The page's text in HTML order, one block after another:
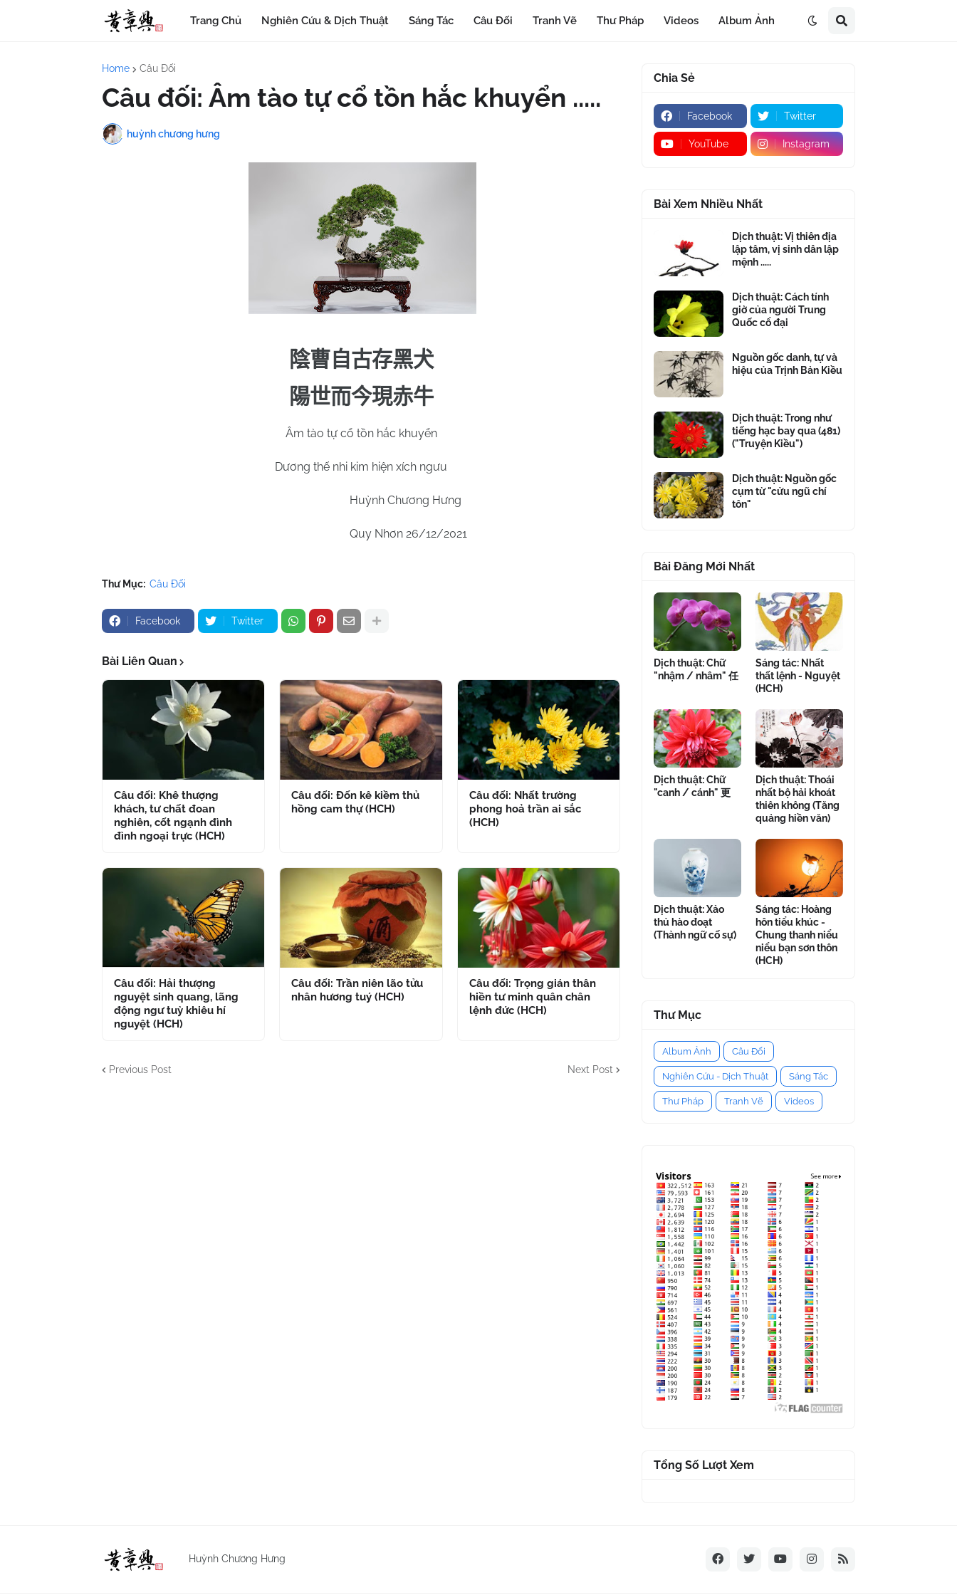
Trang Chủ Nghiên Cứu & Dịch Thuật Sáng Tác Câu Đối Tranh Vẽ Thư Pháp Videos Album Ảnh
Home Câu Đối
Câu đối: Âm tào tự cổ tồn hắc khuyển .....
huỳnh chương hưng
陰曹自古存黑犬
陽世而今現赤牛
Âm tào tự cổ tồn hắc khuyển
Dương thế nhi kim hiện xích ngưu
Huỳnh Chương Hưng
Quy Nhơn 26/12/2021
Thư Mục: Câu Đối
Facebook Twitter
Bài Liên Quan
Câu đối: Khê thượng
khách, tư chất đoan
nghiên, cốt ngạnh đình
đình ngoại trực (HCH)
Câu đối: Đốn kê kiềm thủ
hồng cam thự (HCH)
Câu đối: Nhất trường
phong hoả trần ai sắc
(HCH)
Câu đối: Hải thượng
nguyệt sinh quang, lãng
động ngư tuỳ khiêu hí
nguyệt (HCH)
Câu đối: Trần niên lão tửu
nhân hương tuý (HCH)
Câu đối: Trọng gián thân
hiền tư minh quân chân
lệnh đức (HCH)
Previous Post Next Post
Chia Sẻ
Facebook Twitter
YouTube Instagram
Bài Xem Nhiều Nhất
Dịch thuật: Vị thiên địa
lập tâm, vị sinh dân lập
mệnh .....
Dịch thuật: Cách tính
giờ của người Trung
Quốc cổ đại
Nguồn gốc danh, tự và
hiệu của Trịnh Bản Kiều
Dịch thuật: Trong như
tiếng hạc bay qua (481)
("Truyện Kiều")
Dịch thuật: Nguồn gốc
cụm từ "cửu ngũ chí
tôn"
Bài Đăng Mới Nhất
Dịch thuật: Chữ
"nhậm / nhâm" 任
Sáng tác: Nhất
thất lệnh - Nguyệt
(HCH)
Dịch thuật: Chữ
"canh / cánh" 更
Dịch thuật: Thoái
nhất bộ hải khoát
thiên không (Tăng
quảng hiền văn)
Dịch thuật: Xảo
thủ hào đoạt
(Thành ngữ cố sự)
Sáng tác: Hoàng
hôn tiểu khúc -
Chung thanh niểu
niểu bạn sơn thôn
(HCH)
Thư Mục
Album Ảnh Câu Đối
Nghiên Cứu - Dịch Thuật Sáng Tác
Thư Pháp Tranh Vẽ Videos
Tổng Số Lượt Xem
Huỳnh Chương Hưng